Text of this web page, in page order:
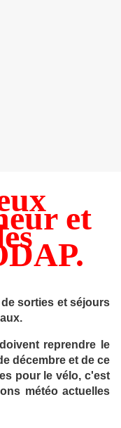
et
sorties et séjours
reprendre le
décembre et de ce
pour le vélo, c'est
météo actuelles